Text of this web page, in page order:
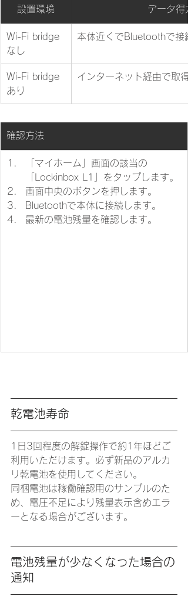
設置環境 データ得
Wi-Fi bridge
なし
本体近くでBluetoothで接
Wi-Fi bridge
あり
インターネット経由で取得
​確認方法
​「マイホーム」画面の該当の
「Lockinbox L1」をタップします。
画面中央のボタンを押します。
Bluetoothで本体に接続します。
最新の電池残量を確認します。
乾電池寿命
1日3回程度の解錠操作で約1年ほどご
利用いただけます。必ず新品のアルカ
リ乾電池を使用してください。
同梱電池は稼働確認用のサンプルのた
め、電圧不足により残量表示含めエラ
ーとなる場合がございます。
電池残量が少なくなった場合の
通知